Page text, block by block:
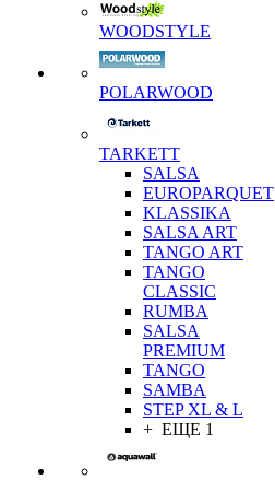
WOODSTYLE
POLARWOOD
TARKETT
SALSA
EUROPARQUET
KLASSIKA
SALSA ART
TANGO ART
TANGO
CLASSIC
RUMBA
SALSA
PREMIUM
TANGO
SAMBA
STEP XL & L
+ ЕЩЕ 1